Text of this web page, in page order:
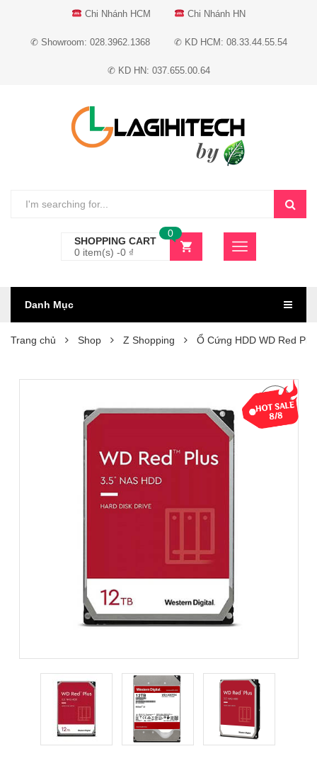
Chi Nhánh HCM Chi Nhánh HN
✆ Showroom: 028.3962.1368 ✆ KD HCM: 08.33.44.55.54
✆ KD HN: 037.655.00.64
SHOPPING CART
0 item(s) -0 ₫
0
Danh Mục
Trang chủ Shop Z Shopping Ổ Cứng HDD WD Red